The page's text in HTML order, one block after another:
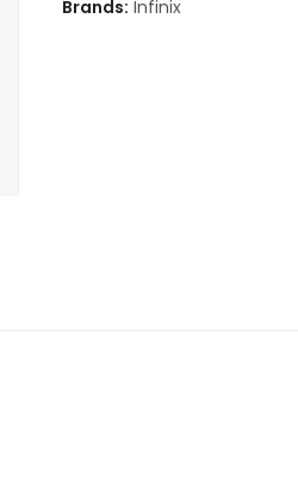
Brands: Infinix